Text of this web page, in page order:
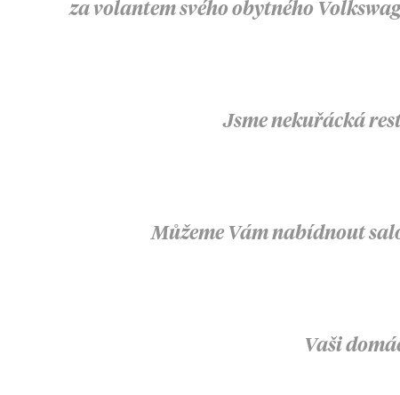
za volantem svého obytného
Jsme nekuřácká
Můžeme Vám nabídnout
Vaši